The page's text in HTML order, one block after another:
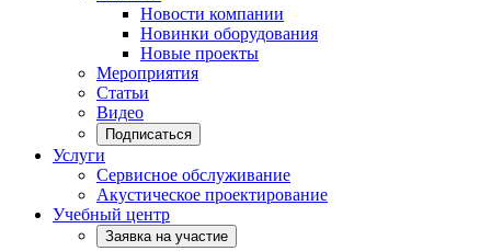
Новости компании
Новинки оборудования
Новые проекты
Мероприятия
Статьи
Видео
Подписаться
Услуги
Сервисное обслуживание
Акустическое проектирование
Учебный центр
Заявка на участие